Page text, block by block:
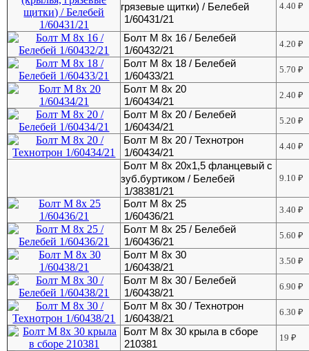
грязевые щитки) / Белебей
1/60431/21
4.40₽
Болт М 8х 16 / Белебей
1/60432/21
4.20₽
Болт М 8х 18 / Белебей
1/60433/21
5.70₽
Болт М 8х 20
1/60434/21
2.40₽
Болт М 8х 20 / Белебей
1/60434/21
5.20₽
Болт М 8х 20 / Технотрон
1/60434/21
4.40₽
Болт М 8х 20х1,5 фланцевый с
зуб.буртиком / Белебей
1/38381/21
9.10₽
Болт М 8х 25
1/60436/21
3.40₽
Болт М 8х 25 / Белебей
1/60436/21
5.60₽
Болт М 8х 30
1/60438/21
3.50₽
Болт М 8х 30 / Белебей
1/60438/21
6.90₽
Болт М 8х 30 / Технотрон
1/60438/21
6.30₽
Болт М 8х 30 крыла в сборе
210381
19₽